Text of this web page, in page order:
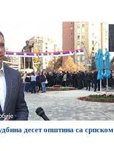
десет општина са српском